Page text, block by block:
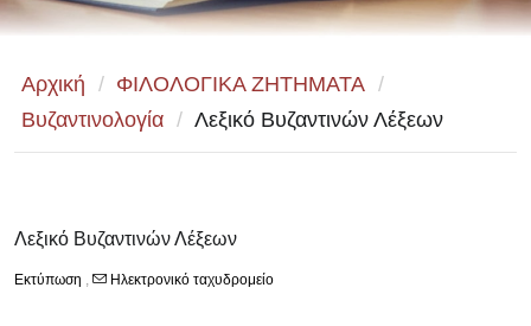
Αρχική / ΦΙΛΟΛΟΓΙΚΑ ΖΗΤΗΜΑΤΑ /
Βυζαντινολογία / Λεξικό Βυζαντινών Λέξεων
Λεξικό Βυζαντινών Λέξεων
Εκτύπωση , Ηλεκτρονικό ταχυδρομείο